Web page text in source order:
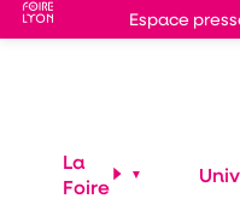
Espace
Eric
24 mars 2026
Hall 3
La
Foire